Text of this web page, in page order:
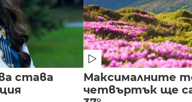
става
Максималните
четвъртък ще